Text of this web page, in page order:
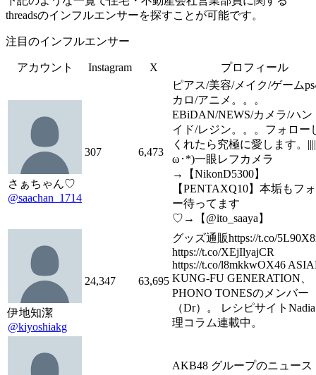
threadsのインフルエンサーを探すことが可能です。
注目のインフルエンサー
アカウント Instagram X プロフィール
さぁちゃん♡
@saachan_1714
307 6,473
ピアス/美容/メイク/ゲーム
カロ/アニメ。。。
EBiDAN/NEWS/カメラ/ハン
イド/レジン。。。フォロー
くれたら究極に愛します。
ω･*)一眼レフカメラ
→【NikonD5300】
【PENTAXQ10】本垢もフ
ー待ってます
♡→【@ito_saaya】
伊地知潔
@kiyoshiakg
24,347 63,695
グッズ通販https://t.co/
https://t.co/XEjIlyajCR
https://t.co/l8mkkwOX46
KUNG-FU GENERATION、
PHONO TONESのメンバー
（Dr）。 レシピサイト
理コラム連載中。
AKB48 グループのニュース